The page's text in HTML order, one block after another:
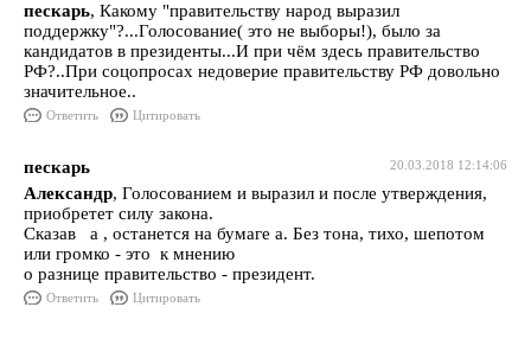
пескарь, Какому "правительству народ выразил
поддержку"?...Голосование( это не выборы!), было за
кандидатов в президенты...И при чём здесь правительство
РФ?..При соцопросах недоверие правительству РФ довольно
значительное..
Ответить Цитировать
20.03.2018 12:14:06
пескарь
Александр, Голосованием и выразил и после утверждения,
приобретет силу закона.
Сказав а , останется на бумаге а. Без тона, тихо, шепотом
или громко - это к мнению
о разнице правительство - президент.
Ответить Цитировать